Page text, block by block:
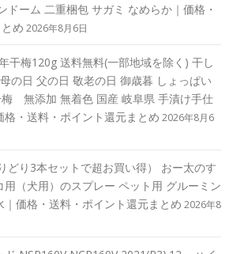
ドーム 二重梱包 サガミ なめらか｜価格・
め 2026年8月6日
干梅120g 送料無料(一部地域を除く) 干し
の日 父の日 敬老の日 御歳暮 しょっぱい
無添加 無着色 国産 岐阜県 手漬け手仕
・送料・ポイント還元まとめ 2026年8月6
どり3本セットで超お買い得） おー太のす
用（犬用）のスプレー ペット用 グルーミン
価格・送料・ポイント還元まとめ 2026年8